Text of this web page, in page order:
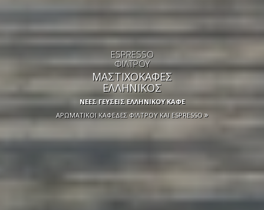
ESPRESSO
ΦΙΛΤΡΟΥ
ΜΑΣΤΙΧΟΚΑΦΕΣ
ΕΛΛΗΝΙΚΟΣ
ΝΕΕΣ ΓΕΥΣΕΙΣ ΕΛΛΗΝΙΚΟΥ ΚΑΦΕ
ΑΡΩΜΑΤΙΚΟΙ ΚΑΦΕΔΕΣ ΦΙΛΤΡΟΥ ΚΑΙ ESPRESSO